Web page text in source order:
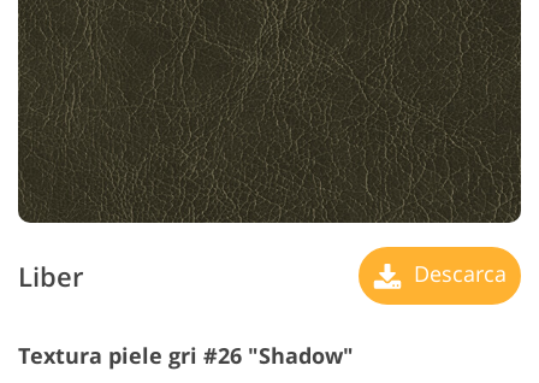
Liber Descarca
Textura piele gri #26 "Shadow"